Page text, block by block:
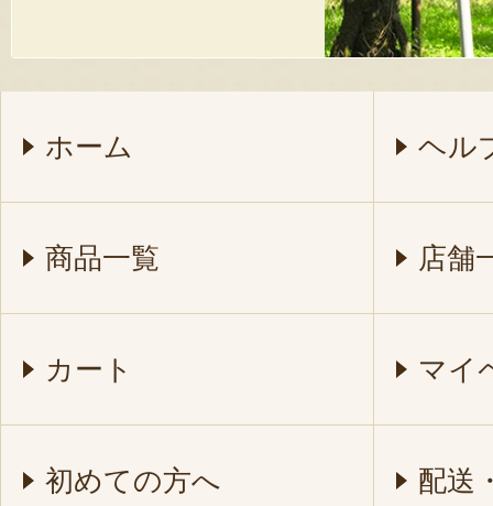
ホーム ヘル
商品一覧 店舗
カート マイ
初めての方へ 配送